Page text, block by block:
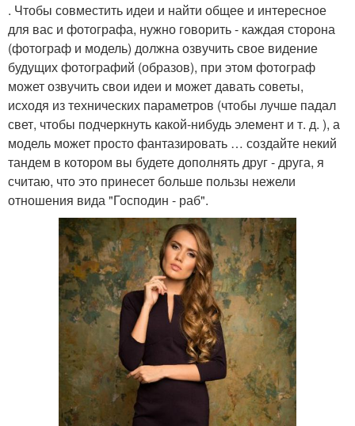
. Чтобы совместить идеи и найти общее и интересное
для вас и фотографа, нужно говорить - каждая сторона
(фотограф и модель) должна озвучить свое видение
будущих фотографий (образов), при этом фотограф
может озвучить свои идеи и может давать советы,
исходя из технических параметров (чтобы лучше падал
свет, чтобы подчеркнуть какой-нибудь элемент и т. д. ), а
модель может просто фантазировать … создайте некий
тандем в котором вы будете дополнять друг - друга, я
считаю, что это принесет больше пользы нежели
отношения вида "Господин - раб".